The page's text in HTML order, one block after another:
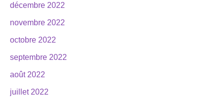
décembre 2022
novembre 2022
octobre 2022
septembre 2022
août 2022
juillet 2022